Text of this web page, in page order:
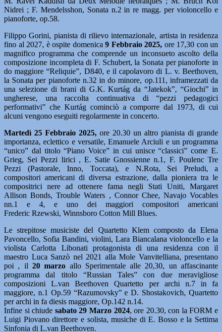
Nidrei ; F. Mendelsshon, Sonata n.2 in re magg. per violoncello e
pianoforte, op.58.
Filippo Gorini, pianista di rilievo internazionale, artista in residenza
fino al 2027, è ospite domenica 9 Febbraio 2025, ore 17,30 con un
magnifico programma che comprende un inconsueto ascolto della
composizione incompleta di F. Schubert, la Sonata per pianoforte in
do maggiore “Reliquie”, D840, e il capolavoro di L. v. Beethoven,
la Sonata per pianoforte n.32 in do minore, op.111, inframezzati da
una selezione di brani di G.K. Kurtág da “Jatekok”, “Giochi” in
ungherese, una raccolta continuativa di “pezzi pedagogici
performativi” che Kurtág cominciò a comporre dal 1973, di cui
alcuni vengono eseguiti regolarmente in concerto.
Martedì 25 Febbraio 2025, ore 20.30 un altro pianista di grande
importanza, eclettico e versatile, Emanuele Arciuli e un programma
“unico” dal titolo “Piano Voice” in cui unisce “classici” come E.
Grieg, Sei Pezzi lirici , E. Satie Gnossienne n.1, F. Poulenc Tre
Pezzi (Pastorale, Inno, Toccata), e N.Rota, Sei Preludi, a
compositori americani di diversa estrazione, dalla pioniera tra le
compositrici nere ad ottenere fama negli Stati Uniti, Margaret
Allison Bonds, Trouble Waters , Connor Chee, Navajo Vocables
nn.1 e 4, e uno dei maggiori compositori americani
Frederic Rzewski, Winnsboro Cotton Mill Blues.
Le strepitose musiciste del Quartetto Klem composto da Elena
Pavoncello, Sofia Bandini, violini, Lara Biancalana violoncello e la
violista Carlotta Libonati protagonista di una residenza con il
maestro Luca Sanzò nel 2021 alla Mole Vanvitelliana, presentano
poi , il 20 marzo allo Sperimentale alle 20,30, un affascinante
programma dal titolo “Russian Tales” con due meravigliose
composizioni L.van Beethoven Quartetto per archi n.7 in fa
maggiore, n.1 Op.59 “Razumovsky” e D. Shostakovich, Quartetto
per archi in fa diesis maggiore, Op.142 n.14.
Infine si chiude sabato 29 Marzo 2024, ore 20.30, con la FORM e
Luigi Piovano direttore e solista, musiche di E. Bosso e la Settima
Sinfonia di L.van Beethoven.